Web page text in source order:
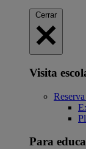
Cerrar
Visita
Para